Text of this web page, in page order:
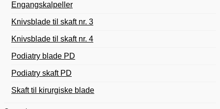
Engangskalpeller
Knivsblade til skaft nr. 3
Knivsblade til skaft nr. 4
Podiatry blade PD
Podiatry skaft PD
Skaft til kirurgiske blade